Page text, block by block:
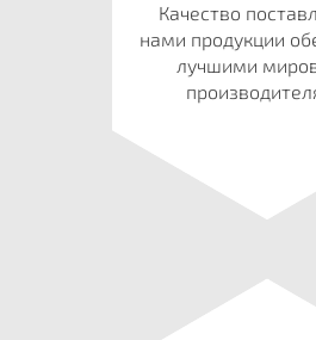
Качество
нами продукции
лучшими